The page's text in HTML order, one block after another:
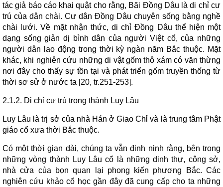
tác giả báo cáo khai quật cho rằng, Bãi Đồng Dâu là di chỉ cư
trú của dân chài. Cư dân Đồng Dâu chuyên sống bằng nghề
chài lưới. Về mặt nhận thức, di chỉ Đồng Dâu thể hiện một
dạng sống giản dị bình dân của người Việt cổ, của những
người dân lao động trong thời kỳ ngàn năm Bắc thuộc. Mặt
khác, khi nghiên cứu những di vật gốm thô xám có văn thừng
nơi đây cho thấy sự tồn tại và phát triển gốm truyền thống từ
thời sơ sử ở nước ta [20, tr.251-253].
2.1.2. Di chỉ cư trú trong thành Luy Lâu
Luy Lâu là trị sở của nhà Hán ở Giao Chỉ và là trung tâm Phật
giáo cổ xưa thời Bắc thuộc.
Có một thời gian dài, chúng ta vẫn đinh ninh rằng, bên trong
những vòng thành Luy Lâu cổ là những dinh thự, công sở,
nhà cửa của bọn quan lại phong kiến phương Bắc. Các
nghiên cứu khảo cổ học gần đây đã cung cấp cho ta những